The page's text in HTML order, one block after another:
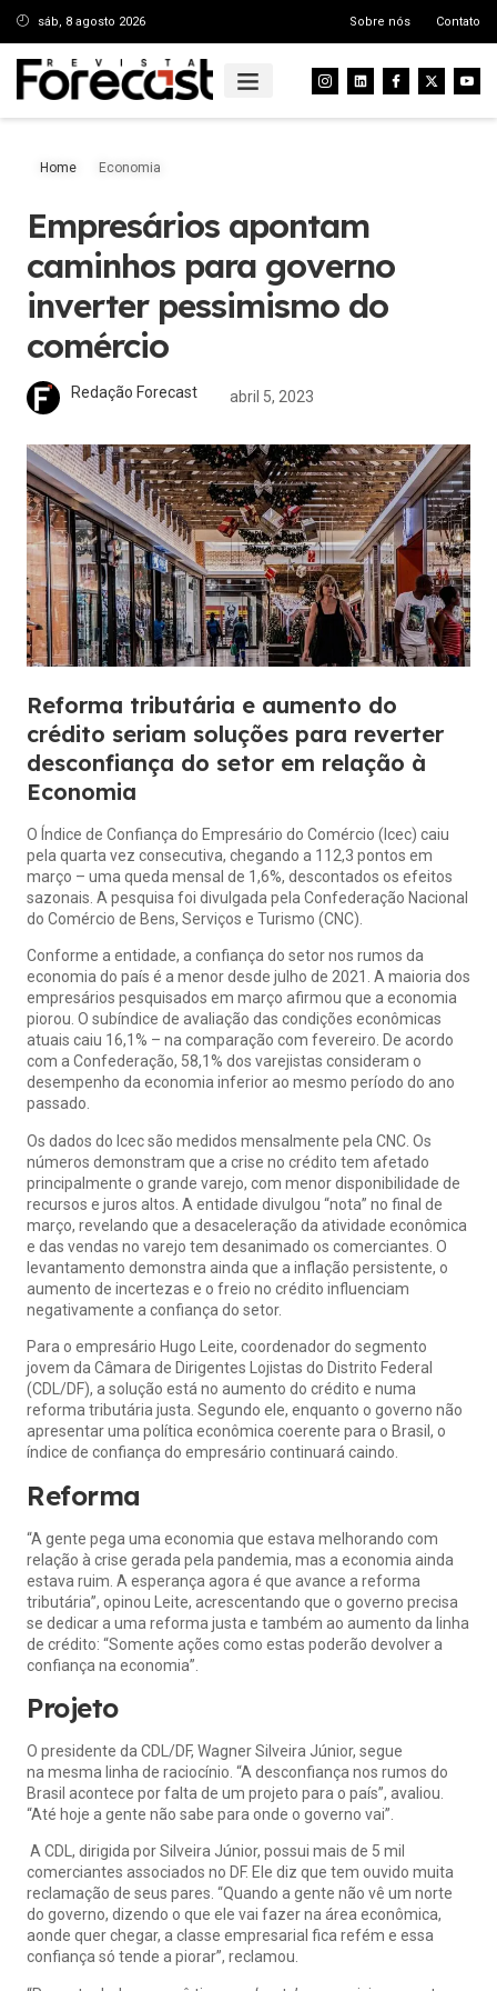
sáb, 8 agosto 2026 Sobre nós Contato
Home Economia
Empresários apontam
caminhos para governo
inverter pessimismo do
comércio
Redação Forecast abril 5, 2023
Reforma tributária e aumento do
crédito seriam soluções para reverter
desconfiança do setor em relação à
Economia
O Índice de Confiança do Empresário do Comércio (Icec) caiu
pela quarta vez consecutiva, chegando a 112,3 pontos em
março – uma queda mensal de 1,6%, descontados os efeitos
sazonais. A pesquisa foi divulgada pela Confederação Nacional
do Comércio de Bens, Serviços e Turismo (CNC).
Conforme a entidade, a confiança do setor nos rumos da
economia do país é a menor desde julho de 2021. A maioria dos
empresários pesquisados em março afirmou que a economia
piorou. O subíndice de avaliação das condições econômicas
atuais caiu 16,1% – na comparação com fevereiro. De acordo
com a Confederação, 58,1% dos varejistas consideram o
desempenho da economia inferior ao mesmo período do ano
passado.
Os dados do Icec são medidos mensalmente pela CNC. Os
números demonstram que a crise no crédito tem afetado
principalmente o grande varejo, com menor disponibilidade de
recursos e juros altos. A entidade divulgou “nota” no final de
março, revelando que a desaceleração da atividade econômica
e das vendas no varejo tem desanimado os comerciantes. O
levantamento demonstra ainda que a inflação persistente, o
aumento de incertezas e o freio no crédito influenciam
negativamente a confiança do setor.
Para o empresário Hugo Leite, coordenador do segmento
jovem da Câmara de Dirigentes Lojistas do Distrito Federal
(CDL/DF), a solução está no aumento do crédito e numa
reforma tributária justa. Segundo ele, enquanto o governo não
apresentar uma política econômica coerente para o Brasil, o
índice de confiança do empresário continuará caindo.
Reforma
“A gente pega uma economia que estava melhorando com
relação à crise gerada pela pandemia, mas a economia ainda
estava ruim. A esperança agora é que avance a reforma
tributária”, opinou Leite, acrescentando que o governo precisa
se dedicar a uma reforma justa e também ao aumento da linha
de crédito: “Somente ações como estas poderão devolver a
confiança na economia”.
Projeto
O presidente da CDL/DF, Wagner Silveira Júnior, segue
na mesma linha de raciocínio. “A desconfiança nos rumos do
Brasil acontece por falta de um projeto para o país”, avaliou.
“Até hoje a gente não sabe para onde o governo vai”.
A CDL, dirigida por Silveira Júnior, possui mais de 5 mil
comerciantes associados no DF. Ele diz que tem ouvido muita
reclamação de seus pares. “Quando a gente não vê um norte
do governo, dizendo o que ele vai fazer na área econômica,
aonde quer chegar, a classe empresarial fica refém e essa
confiança só tende a piorar”, reclamou.